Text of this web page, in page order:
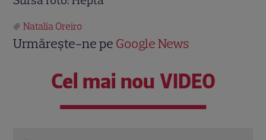
Natalia Oreiro
Urmărește-ne pe Google News
Cel mai nou VIDEO